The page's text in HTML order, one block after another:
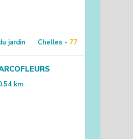
jardin Chelles - 77
km